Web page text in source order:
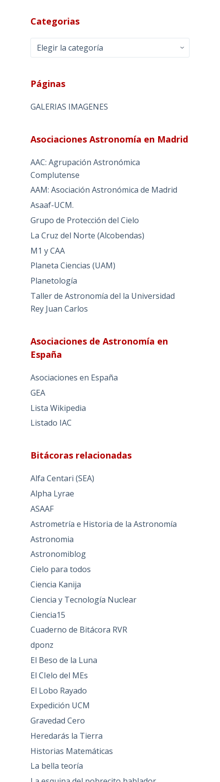
Categorias
Categorias
Páginas
GALERIAS IMAGENES
Asociaciones Astronomía en Madrid
AAC: Agrupación Astronómica
Complutense
AAM: Asociación Astronómica de Madrid
Asaaf-UCM.
Grupo de Protección del Cielo
La Cruz del Norte (Alcobendas)
M1 y CAA
Planeta Ciencias (UAM)
Planetología
Taller de Astronomía del la Universidad
Rey Juan Carlos
Asociaciones de Astronomía en
España
Asociaciones en España
GEA
Lista Wikipedia
Listado IAC
Bitácoras relacionadas
Alfa Centari (SEA)
Alpha Lyrae
ASAAF
Astrometría e Historia de la Astronomía
Astronomia
Astronomiblog
Cielo para todos
Ciencia Kanija
Ciencia y Tecnología Nuclear
Ciencia15
Cuaderno de Bitácora RVR
dponz
El Beso de la Luna
El CIelo del MEs
El Lobo Rayado
Expedición UCM
Gravedad Cero
Heredarás la Tierra
Historias Matemáticas
La bella teoría